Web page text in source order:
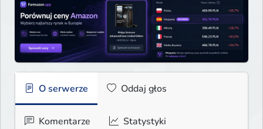
O serwerze Oddaj głos
Komentarze Statystyki